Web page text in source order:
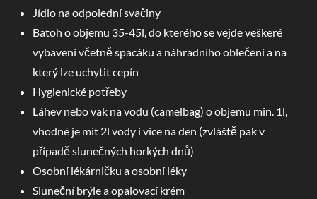
Jídlo na odpolední svačiny
Batoh o objemu 35-45l, do kterého se vejde veškeré
vybavení včetně spacáku a náhradního oblečení a na
který lze uchytit cepín
Hygienické potřeby
Láhev nebo vak na vodu (camelbag) o objemu min. 1l,
vhodné je mít 2l vody i více na den (zvláště pak v
případě slunečných horkých dnů)
Osobní lékárničku a osobní léky
Sluneční brýle a opalovací krém